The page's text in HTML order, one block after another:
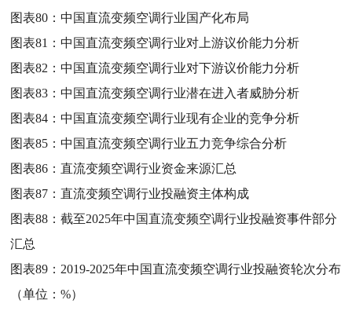
图表80：中国直流变频空调行业国产化布局
图表81：中国直流变频空调行业对上游议价能力分析
图表82：中国直流变频空调行业对下游议价能力分析
图表83：中国直流变频空调行业潜在进入者威胁分析
图表84：中国直流变频空调行业现有企业的竞争分析
图表85：中国直流变频空调行业五力竞争综合分析
图表86：直流变频空调行业资金来源汇总
图表87：直流变频空调行业投融资主体构成
图表88：截至2025年中国直流变频空调行业投融资事件部分
汇总
图表89： 2019-2025年中国直流变频空调行业投融资轮次分布
（单位：%）